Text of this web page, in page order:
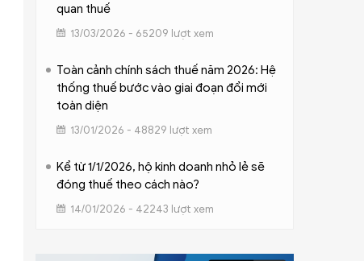
quan thuế
13/03/2026 - 65209 lượt xem
Toàn cảnh chính sách thuế năm 2026: Hệ
thống thuế bước vào giai đoạn đổi mới
toàn diện
13/01/2026 - 48829 lượt xem
Kể từ 1/1/2026, hộ kinh doanh nhỏ lẻ sẽ
đóng thuế theo cách nào?
14/01/2026 - 42243 lượt xem